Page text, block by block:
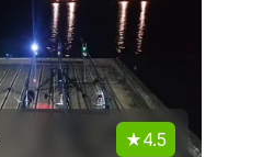
4.5